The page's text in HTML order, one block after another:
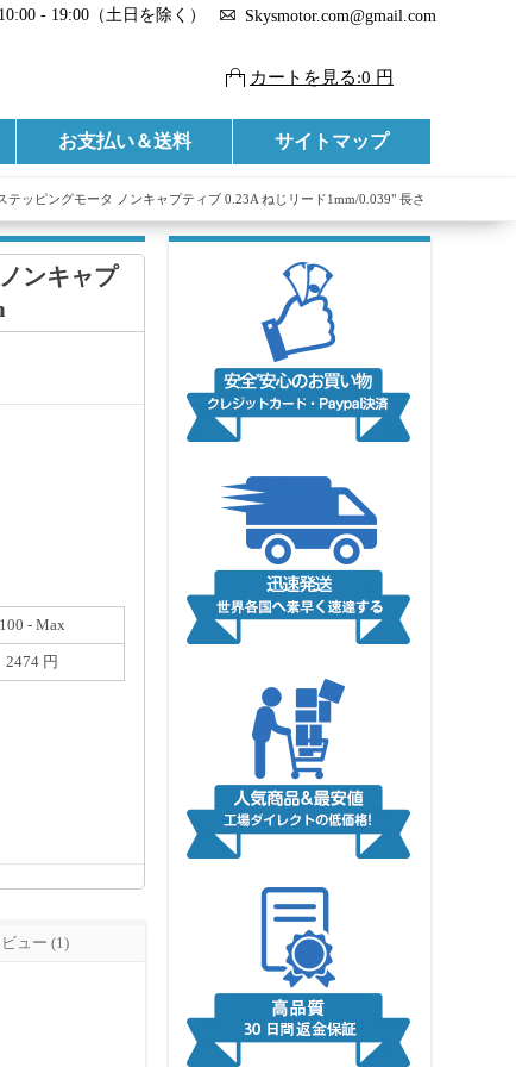
- 19:00（土日を除く） Skysmotor.com@gmail.com
カートを見る:0 円
お支払い＆送料 サイトマップ
テッピングモータ ノンキャプティブ 0.23A ねじリード1mm/0.039" 長さ
ンキャプ
100 - Max
2474 円
ュー (1)